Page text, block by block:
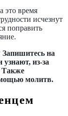
это время
исчезнут
поправить
Запишитесь на
из-за
Также
молитв.